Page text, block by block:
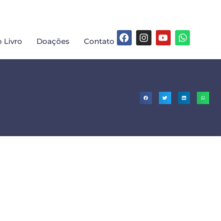
Livro Doações Contato